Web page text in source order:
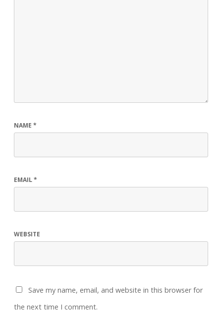
NAME *
EMAIL*
WEBSITE
Save my name, email, and website in this browser for
the next time I comment.